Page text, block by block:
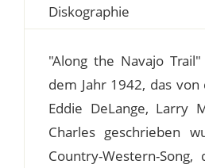
Diskographie
"Along the Navajo
dem Jahr 1942, das
Eddie DeLange, Larry
Charles geschrieben
Country-Western-